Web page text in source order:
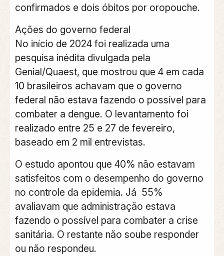
confirmados e dois óbitos por oropouche.
Ações do governo federal
No início de 2024 foi realizada uma
pesquisa inédita divulgada pela
Genial/Quaest, que mostrou que 4 em cada
10 brasileiros achavam que o governo
federal não estava fazendo o possível para
combater a dengue. O levantamento foi
realizado entre 25 e 27 de fevereiro,
baseado em 2 mil entrevistas.
O estudo apontou que 40% não estavam
satisfeitos com o desempenho do governo
no controle da epidemia. Já 55%
avaliavam que administração estava
fazendo o possível para combater a crise
sanitária. O restante não soube responder
ou não respondeu.